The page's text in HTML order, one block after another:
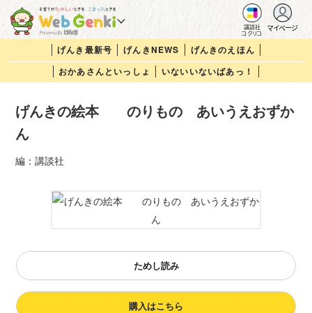
講談社
コクリコ
マイページ
げんき最新号 げんきNEWS
げんきのえほん
おかあさんといっしょ
いないいないばあっ！
げんきの絵本 のりもの あいうえおずか
ん
編：講談社
ためし読み
購入はこちら